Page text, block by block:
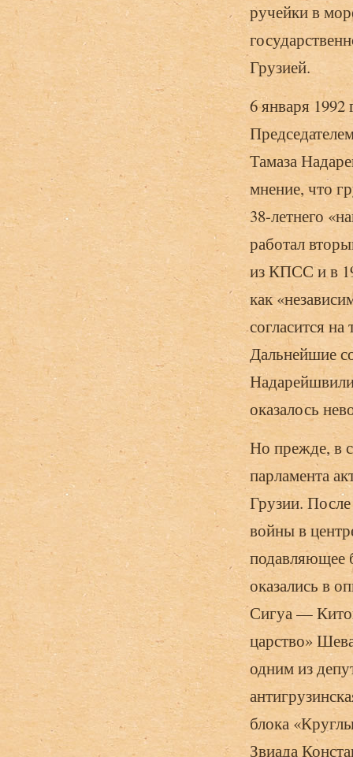
ручейки в
Грузией.
6 января 1992
Тамаза
мнение, что
38-летнего
работал
из КПСС и в
как
согласится
Дальнейшие
оказалось
Но прежде, в
парламента
Грузии.
войны в
подавляющее
оказались в
Сигуа —
царство»
одним из
блока
Звиада